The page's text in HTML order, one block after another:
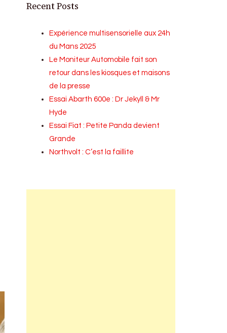
Recent Posts
Expérience multisensorielle aux 24h
du Mans 2025
Le Moniteur Automobile fait son
retour dans les kiosques et maisons
de la presse
Essai Abarth 600e : Dr Jekyll & Mr
Hyde
Essai Fiat : Petite Panda devient
Grande
Northvolt : C’est la faillite